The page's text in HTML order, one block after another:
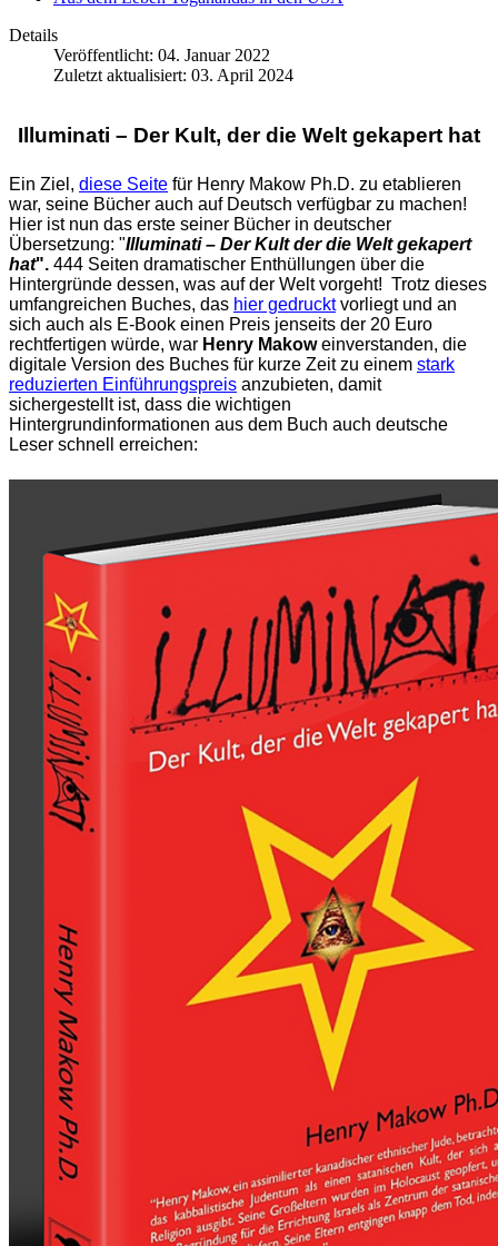
Details
Veröffentlicht: 04. Januar 2022
Zuletzt aktualisiert: 03. April 2024
Illuminati – Der Kult, der die Welt gekapert hat
Ein Ziel, diese Seite für Henry Makow Ph.D. zu etablieren
war, seine Bücher auch auf Deutsch verfügbar zu machen!
Hier ist nun das erste seiner Bücher in deutscher
Übersetzung: "Illuminati – Der Kult der die Welt gekapert
hat". 444 Seiten dramatischer Enthüllungen über die
Hintergründe dessen, was auf der Welt vorgeht! Trotz dieses
umfangreichen Buches, das hier gedrucktvorliegt und an
sich auch als E-Book einen Preis jenseits der 20 Euro
rechtfertigen würde, war Henry Makoweinverstanden, die
digitale Version des Buches für kurze Zeit zu einem stark
reduzierten Einführungspreis anzubieten, damit
sichergestellt ist, dass die wichtigen
Hintergrundinformationen aus dem Buch auch deutsche
Leser schnell erreichen: